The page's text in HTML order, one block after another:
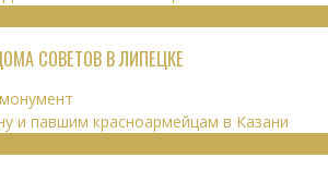
СОВЕТОВ В ЛИПЕЦКЕ